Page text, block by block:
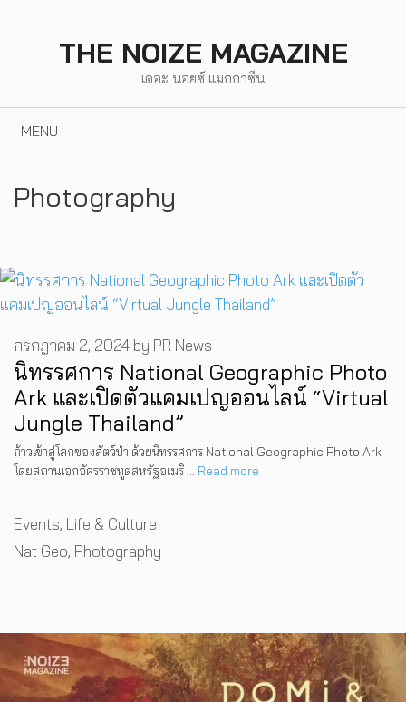
THE NOIZE MAGAZINE
เดอะ นอยซ์ แมกกาซีน
MENU
Photography
นิทรรศการ National Geographic Photo
Ark และเปิดตัวแคมเปญออนไลน์ “Virtual
Jungle Thailand”
กรกฎาคม 2, 2024 by PR News
ก้าวเข้าสู่โลกของสัตว์ป่า ด้วยนิทรรศการ National Geographic Photo Ark
โดยสถานเอกอัครราชทูตสหรัฐอเมริ … Read more
Categories
Events, Life & Culture
Tags
Nat Geo, Photography